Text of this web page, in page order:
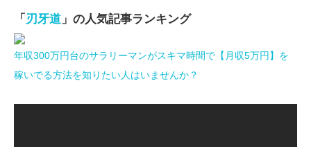
「 刃牙道 」の人気記事ランキング
年収300万円台のサラリーマンがスキマ時間で【月収5万円】を
稼いでる方法を知りたい人はいませんか？